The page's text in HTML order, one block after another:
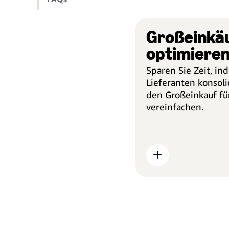
Sparen Sie Zeit,
Lieferanten
den Großeinkauf
vereinfachen.